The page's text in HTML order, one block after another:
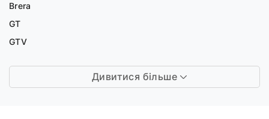
Brera
GT
GTV
Дивитися більше